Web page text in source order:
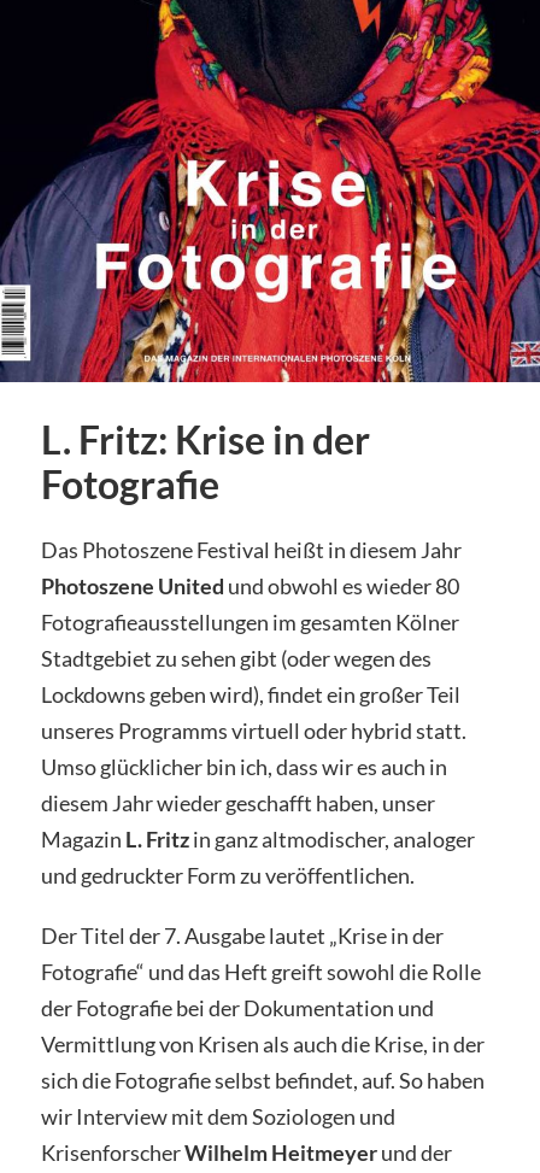
L. Fritz: Krise in der
Fotografie
Das Photoszene Festival heißt in diesem Jahr
Photoszene United und obwohl es wieder 80
Fotografieausstellungen im gesamten Kölner
Stadtgebiet zu sehen gibt (oder wegen des
Lockdowns geben wird), findet ein großer Teil
unseres Programms virtuell oder hybrid statt.
Umso glücklicher bin ich, dass wir es auch in
diesem Jahr wieder geschafft haben, unser
Magazin L. Fritzin ganz altmodischer, analoger
und gedruckter Form zu veröffentlichen.
Der Titel der 7. Ausgabe lautet „Krise in der
Fotografie“ und das Heft greift sowohl die Rolle
der Fotografie bei der Dokumentation und
Vermittlung von Krisen als auch die Krise, in der
sich die Fotografie selbst befindet, auf. So haben
wir Interview mit dem Soziologen und
KrisenforscherWilhelm Heitmeyerund der